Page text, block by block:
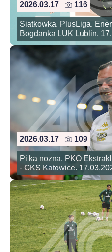
2026.03.17 116
Siatkowka. PlusLiga.
Bogdanka LUK Lublin.
2026.03.17 109
Pilka nozna. PKO
- GKS Katowice.